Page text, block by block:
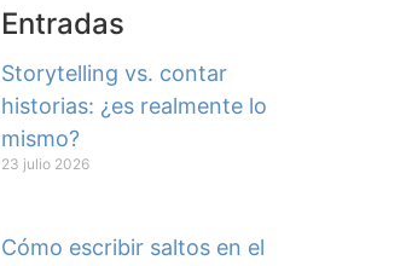
Entradas
Storytelling vs. contar
historias: ¿es realmente lo
mismo?
23 julio 2026
Cómo escribir saltos en el